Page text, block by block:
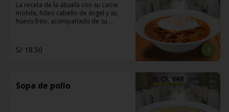
La receta de la abuela con su carne
molida, fideo cabello de ángel y su
huevo frito, acompañado de su
S/ 18.50
Sopa de pollo